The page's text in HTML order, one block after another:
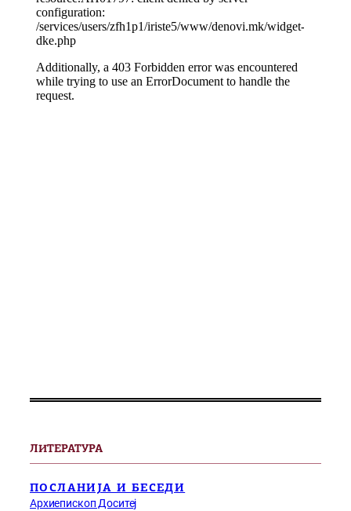
ЛИТЕРАТУРА
ПОСЛАНИЈА И БЕСЕДИ
Архиепископ Доситеј